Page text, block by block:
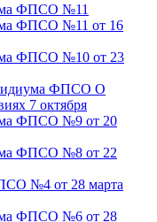
ФПСО №11
ФПСО №11 от 16
ФПСО №10 от 23
ФПСО О
7 октября
ФПСО №9 от 20
ФПСО №8 от 22
№4 от 28 марта
ФПСО №6 от 28